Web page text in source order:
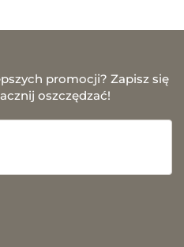
promocji? Zapisz się
oszczędzać!